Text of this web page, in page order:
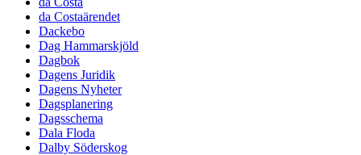
da Costaärendet
Dackebo
Dag Hammarskjöld
Dagbok
Dagens Juridik
Dagens Nyheter
Dagsplanering
Dagsschema
Dala Floda
Dalby Söderskog